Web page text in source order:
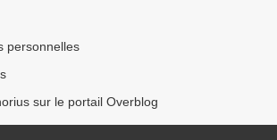
personnelles
sur le portail Overblog